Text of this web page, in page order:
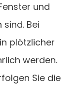
und
Bei
plötzlicher
werden.
Sie die